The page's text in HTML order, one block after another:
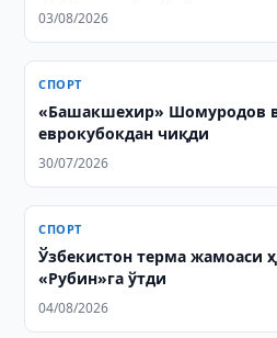
03/08/2026
СПОРТ
«Башакшехир» Шомуродов
еврокубокдан чиқди
30/07/2026
СПОРТ
Ўзбекистон терма жамоаси
«Рубин»га ўтди
04/08/2026